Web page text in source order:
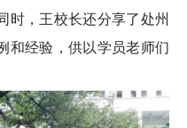
时，王校长还分享了处州
和经验，供以学员老师们